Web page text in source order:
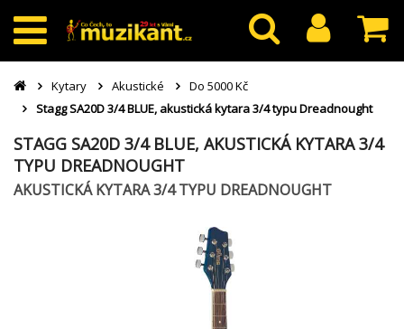
Kytary Akustické
Do 5000 Kč
Stagg SA20D 3/4 BLUE, akustická kytara 3/4 typu Dreadnought
STAGG SA20D 3/4 BLUE, AKUSTICKÁ KYTARA 3/4
TYPU DREADNOUGHT
AKUSTICKÁ KYTARA 3/4 TYPU DREADNOUGHT